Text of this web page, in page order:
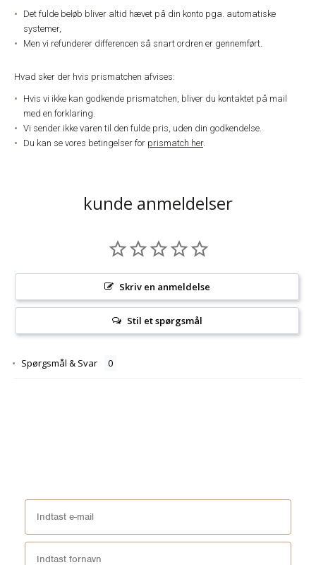
Det fulde beløb bliver altid hævet på din konto pga. automatiske
systemer,
Men vi refunderer differencen så snart ordren er gennemført.
Hvad sker der hvis prismatchen afvises:
Hvis vi ikke kan godkende prismatchen, bliver du kontaktet på mail
med en forklaring.
Vi sender ikke varen til den fulde pris, uden din godkendelse.
Du kan se vores betingelser for prismatch her.
kunde anmeldelser
Skriv en anmeldelse
Stil et spørgsmål
Spørgsmål & Svar